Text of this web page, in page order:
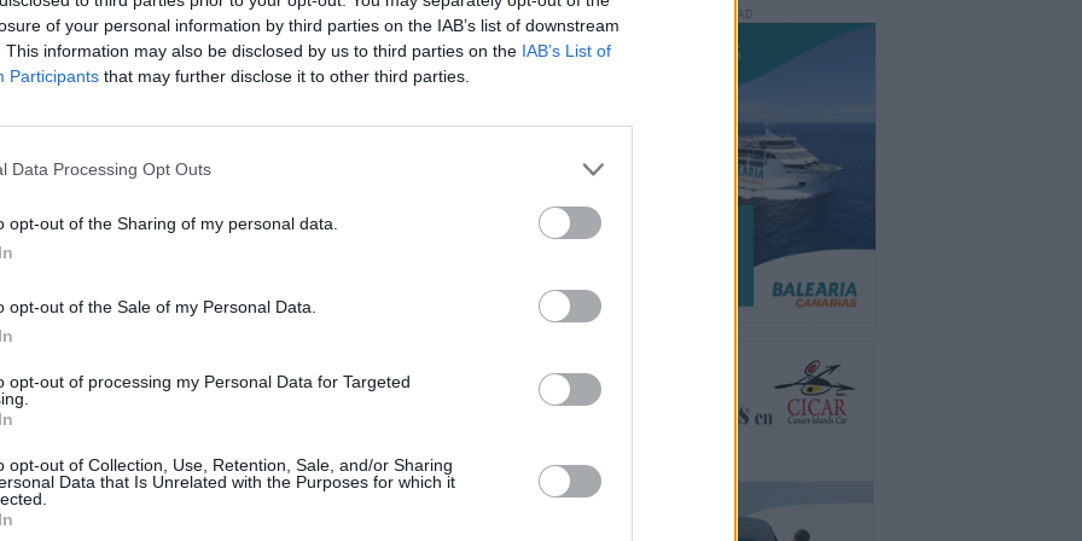
of your personal information by third parties on the IAB’s list of downstream
This information may also be disclosed by us to third parties on the IAB’s List of
Participants that may further disclose it to other third parties.
Data Processing Opt Outs
opt-out of the Sharing of my personal data.
opt-out of the Sale of my Personal Data.
opt-out of processing my Personal Data for Targeted
opt-out of Collection, Use, Retention, Sale, and/or Sharing
Data that Is Unrelated with the Purposes for which it
en este y otros cursos dirigidos a profesionalizar el
la Consejería de Agricultura, Ganadería y Pesca, continúa
sector primario de la Isla. Esta semana se desarrolla el
empresa agraria, con plazo de inscripción abierto para
de Puerto del Rosario, acoge esta formación en horario
PUBLICIDAD